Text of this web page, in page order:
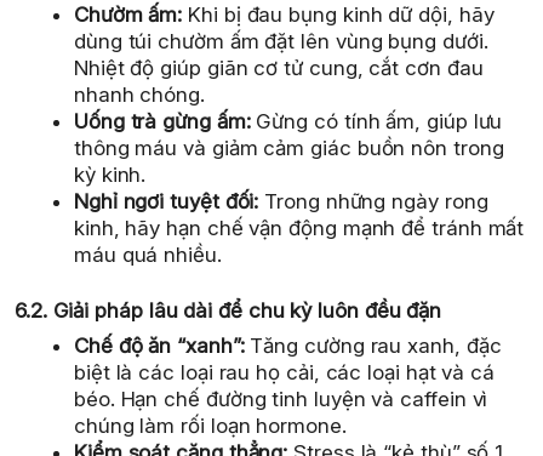
Chườm ấm: Khi bị đau bụng kinh dữ dội, hãy
dùng túi chườm ấm đặt lên vùng bụng dưới.
Nhiệt độ giúp giãn cơ tử cung, cắt cơn đau
nhanh chóng.
Uống trà gừng ấm:Gừng có tính ấm, giúp lưu
thông máu và giảm cảm giác buồn nôn trong
kỳ kinh.
Nghỉ ngơi tuyệt đối: Trong những ngày rong
kinh, hãy hạn chế vận động mạnh để tránh mất
máu quá nhiều.
6.2. Giải pháp lâu dài để chu kỳ luôn đều đặn
Chế độ ăn “xanh”:Tăng cường rau xanh, đặc
biệt là các loại rau họ cải, các loại hạt và cá
béo. Hạn chế đường tinh luyện và caffein vì
chúng làm rối loạn hormone.